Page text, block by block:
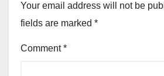
Your email address will not be
fields are marked *
Comment*